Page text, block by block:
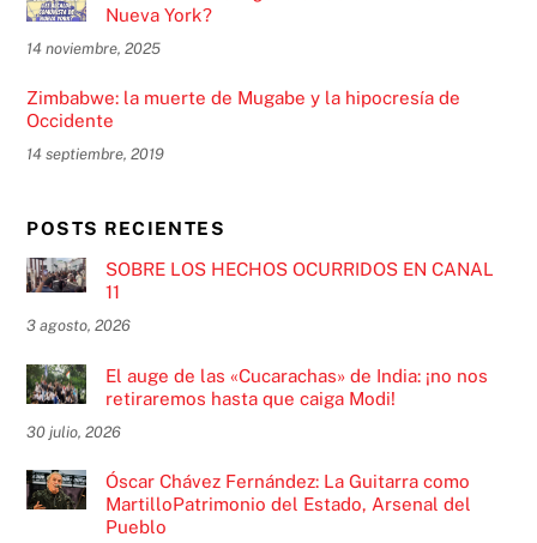
Nueva York?
14 noviembre, 2025
Zimbabwe: la muerte de Mugabe y la hipocresía de
Occidente
14 septiembre, 2019
POSTS RECIENTES
SOBRE LOS HECHOS OCURRIDOS EN CANAL
11
3 agosto, 2026
El auge de las «Cucarachas» de India: ¡no nos
retiraremos hasta que caiga Modi!
30 julio, 2026
Óscar Chávez Fernández: La Guitarra como
MartilloPatrimonio del Estado, Arsenal del
Pueblo